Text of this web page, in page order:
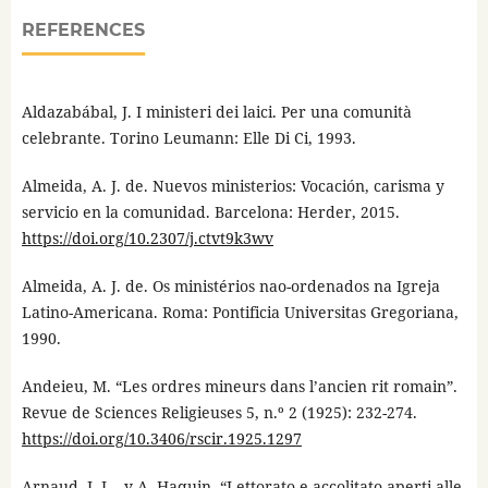
REFERENCES
Aldazabábal, J. I ministeri dei laici. Per una comunità
celebrante. Torino Leumann: Elle Di Ci, 1993.
Almeida, A. J. de. Nuevos ministerios: Vocación, carisma y
servicio en la comunidad. Barcelona: Herder, 2015.
https://doi.org/10.2307/j.ctvt9k3wv
Almeida, A. J. de. Os ministérios nao-ordenados na Igreja
Latino-Americana. Roma: Pontificia Universitas Gregoriana,
1990.
Andeieu, M. “Les ordres mineurs dans l’ancien rit romain”.
Revue de Sciences Religieuses 5, n.º 2 (1925): 232-274.
https://doi.org/10.3406/rscir.1925.1297